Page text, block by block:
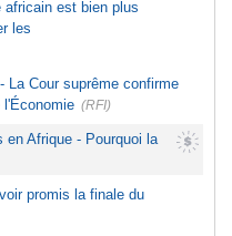
africain est bien plus
les
La Cour suprême confirme
l'Économie (RFI)
en Afrique - Pourquoi la
promis la finale du